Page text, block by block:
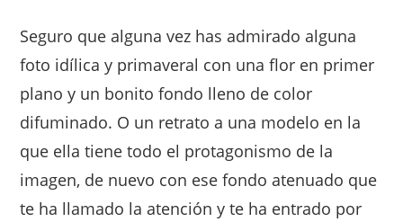
Seguro que alguna vez has admirado alguna
foto idílica y primaveral con una flor en primer
plano y un bonito fondo lleno de color
difuminado. O un retrato a una modelo en la
que ella tiene todo el protagonismo de la
imagen, de nuevo con ese fondo atenuado que
te ha llamado la atención y te ha entrado por